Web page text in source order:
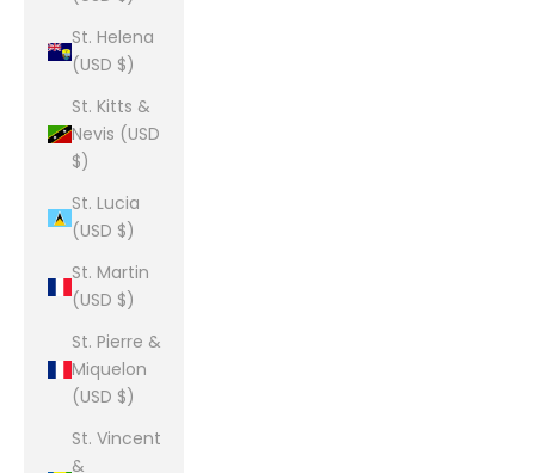
St. Helena
(USD $)
St. Kitts &
Nevis (USD
$)
St. Lucia
(USD $)
St. Martin
(USD $)
St. Pierre &
Miquelon
(USD $)
St. Vincent
&